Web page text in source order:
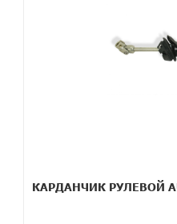
КАРДАНЧИК РУЛЕВОЙ